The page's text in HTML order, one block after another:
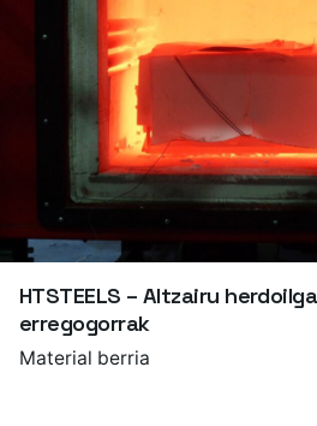
HTSTEELS – Altzairu
erregogorrak
Material berria